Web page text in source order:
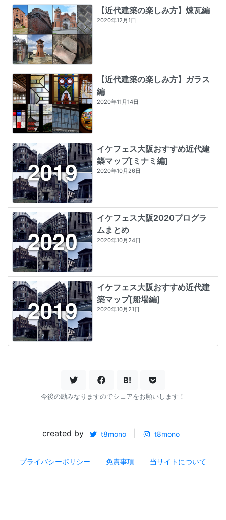
【近代建築の楽しみ方】煉瓦編
2020年12月1日
【近代建築の楽しみ方】ガラス
編
2020年11月14日
イケフェス大阪おすすめ近代建
築マップ[ミナミ編]
2020年10月26日
イケフェス大阪2020プログラ
ムまとめ
2020年10月24日
イケフェス大阪おすすめ近代建
築マップ[船場編]
2020年10月21日
B!
今後の励みなりますのでシェアをお願いします！
created by t8mono t8mono
プライバシーポリシー 免責事項 当サイトについて